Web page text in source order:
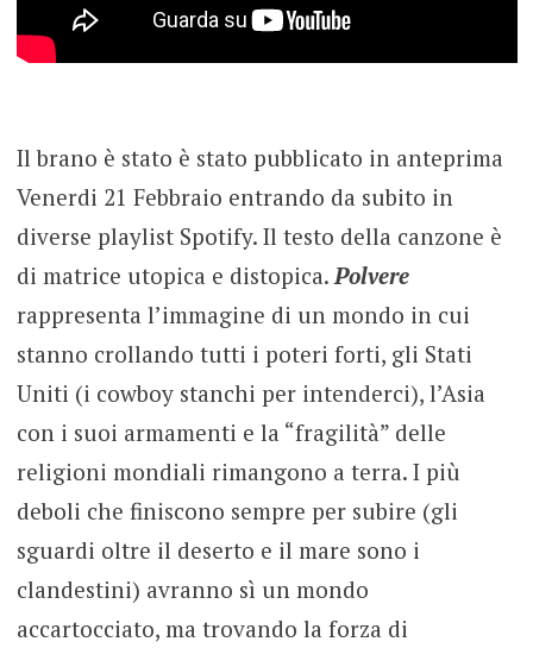
Il brano è stato è stato pubblicato in anteprima
Venerdi 21 Febbraio entrando da subito in
diverse playlist Spotify. Il testo della canzone è
di matrice utopica e distopica.Polvere
rappresenta l’immagine di un mondo in cui
stanno crollando tutti i poteri forti, gli Stati
Uniti (i cowboy stanchi per intenderci), l’Asia
con i suoi armamenti e la “fragilità” delle
religioni mondiali rimangono a terra. I più
deboli che finiscono sempre per subire (gli
sguardi oltre il deserto e il mare sono i
clandestini) avranno sì un mondo
accartocciato, ma trovando la forza di